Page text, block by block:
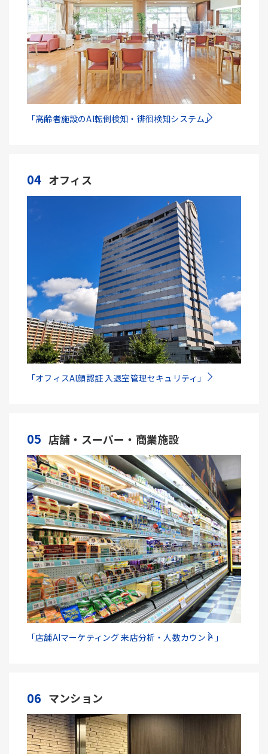
「高齢者施設のAI転倒検知・徘徊検知システム」
04 オフィス
「オフィスAI顔認証 入退室管理セキュリティ」
05 店舗・スーパー・商業施設
「店舗AIマーケティング 来店分析・人数カウント」
06 マンション